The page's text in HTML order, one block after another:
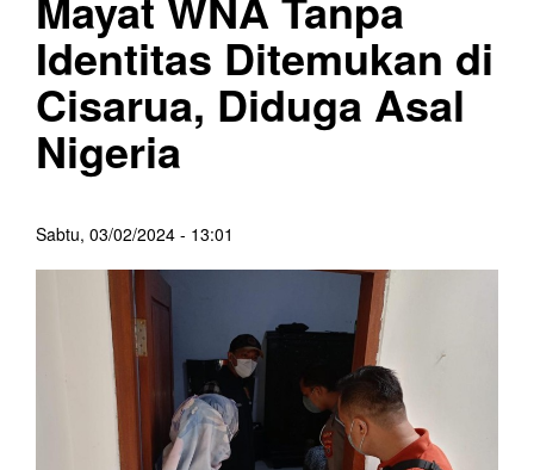
Identitas Ditemukan di
Cisarua, Diduga Asal
Nigeria
Sabtu, 03/02/2024 - 13:01